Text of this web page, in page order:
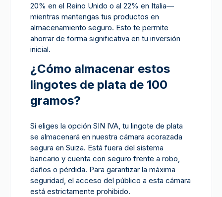
20% en el Reino Unido o al 22% en Italia—
mientras mantengas tus productos en
almacenamiento seguro. Esto te permite
ahorrar de forma significativa en tu inversión
inicial.
¿Cómo almacenar estos
lingotes de plata de 100
gramos?
Si eliges la opción SIN IVA, tu lingote de plata
se almacenará en nuestra cámara acorazada
segura en Suiza. Está fuera del sistema
bancario y cuenta con seguro frente a robo,
daños o pérdida. Para garantizar la máxima
seguridad, el acceso del público a esta cámara
está estrictamente prohibido.